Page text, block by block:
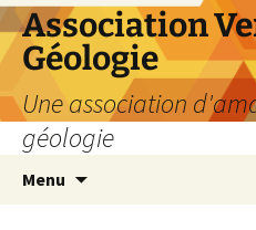
Aller
au
contenu
Association
Géologie
Une association
géologie
Menu